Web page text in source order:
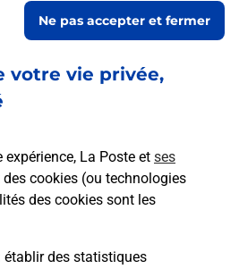
votre vie privée,
La Poste et ses
cookies (ou technologies
des cookies sont les
établir des statistiques
Ne pas accepter et fermer
autre point de contact